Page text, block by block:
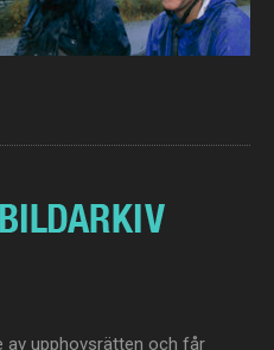
av upphovsrätten och får